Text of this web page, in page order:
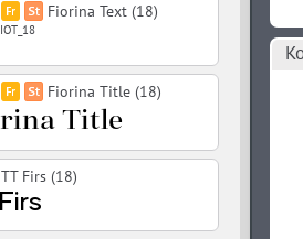
Fiorina Text (18)
Fiorina Title (18)
TT Firs (18)